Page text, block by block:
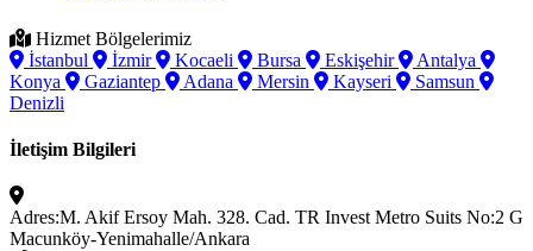
Hizmet Bölgelerimiz
İstanbul
İzmir Kocaeli Bursa Eskişehir
Antalya
Konya
Gaziantep Adana Mersin Kayseri
Samsun
Denizli
İletişim Bilgileri
Adres:M. Akif Ersoy Mah. 328. Cad. TR Invest Metro Suits No:2 G
Macunköy-Yenimahalle/Ankara